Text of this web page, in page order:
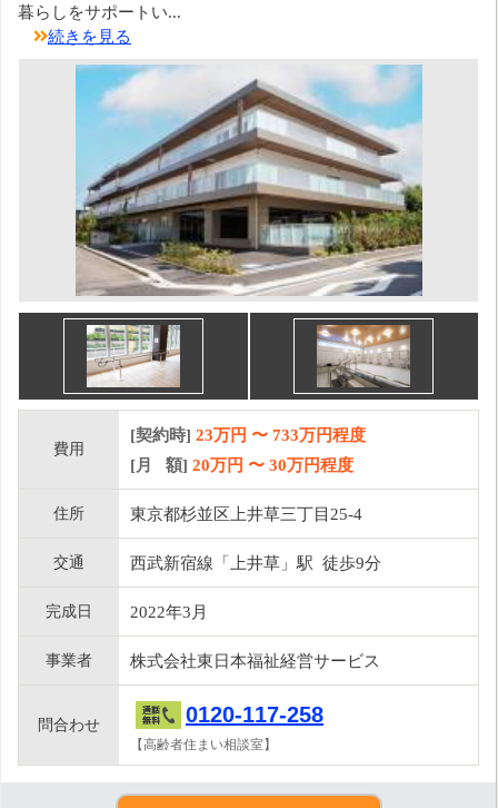
暮らしをサポートい...
続きを見る
費用
[契約時] 23万円 〜 733万円程度
[月 額] 20万円 〜 30万円程度
住所 東京都杉並区上井草三丁目25-4
交通 西武新宿線「上井草」駅 徒歩9分
完成日 2022年3月
事業者 株式会社東日本福祉経営サービス
問合わせ 0120-117-258
【高齢者住まい相談室】